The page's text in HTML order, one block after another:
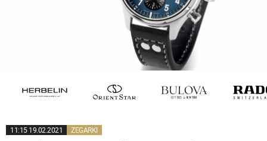
11:15 19.02.2021 ZEGARKI